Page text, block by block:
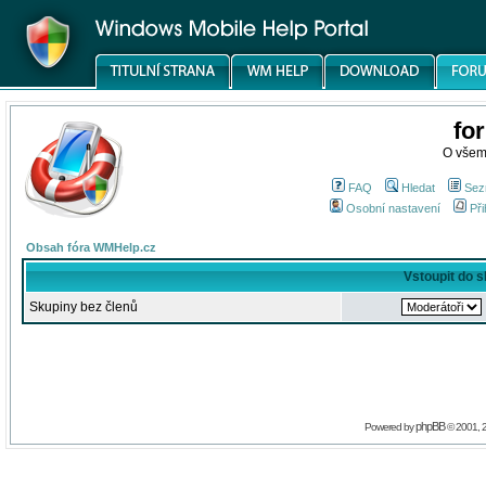
O
FAQ Hledat
Osobní nastavení
Obsah fóra WMHelp.cz
Vstoupit do
Skupiny bez členů
Powered byphpBB© 2001,